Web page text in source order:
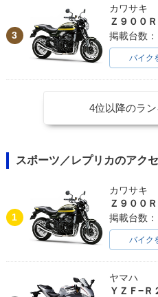
3
カワサキ
Ｚ９００
掲載台数
バイク
4位以降のラ
スポーツ／レプリカのアク
1
カワサキ
Ｚ９００
掲載台数
バイク
ヤマハ
ＹＺＦ−Ｒ